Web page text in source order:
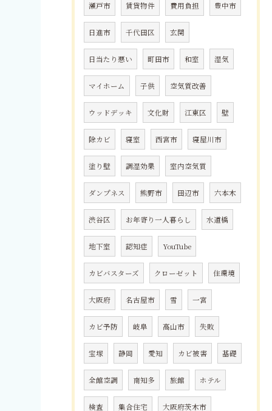
瀬戸市 賃貸物件 費用負担 豊中市
日進市 千代田区 玄関
日当たり悪い 町田市 和室 湿気
マイホーム 子供 空気質改善
ウッドデッキ 文化財 江東区 壁
除カビ 寝室 西宮市 寝屋川市
塗り壁 調湿効果 室内空気質
ダンプネス 熊野市 田辺市 六本木
渋谷区 お年寄り一人暮らし 水道橋
地下室 認知症 YouTube
カビバスターズ クローゼット 住環境
大阪府 名古屋市 雪 一宮
カビ予防 岐阜 高山市 失敗
宝塚 静岡 愛知 カビ被害 基礎
全館空調 南知多 旅館 ホテル
検査 集合住宅 大阪府茨木市